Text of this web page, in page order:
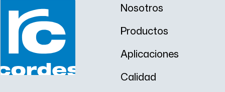
Nosotros
Productos
Aplicaciones
Calidad